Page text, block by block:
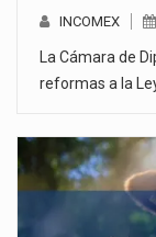
INCOMEX
La Cámara de
reformas a la